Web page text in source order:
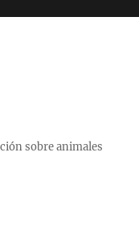
sobre animales